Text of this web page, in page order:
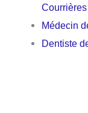
Courrières
Médecin
Dentiste